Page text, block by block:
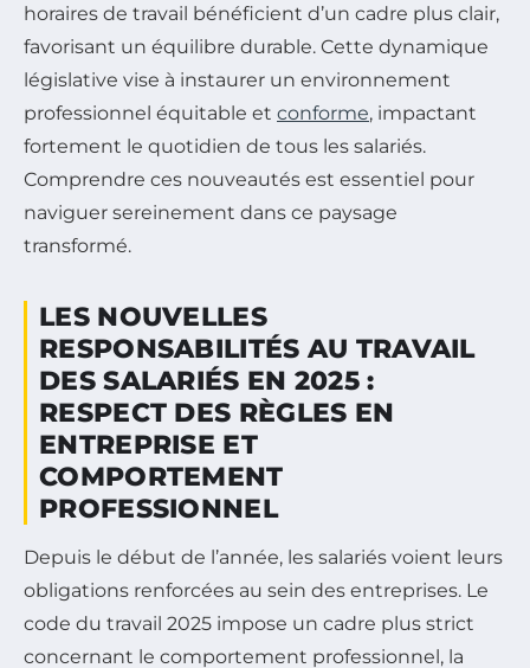
horaires de travail bénéficient d’un cadre plus clair,
favorisant un équilibre durable. Cette dynamique
législative vise à instaurer un environnement
professionnel équitable et conforme, impactant
fortement le quotidien de tous les salariés.
Comprendre ces nouveautés est essentiel pour
naviguer sereinement dans ce paysage
transformé.
LES NOUVELLES
RESPONSABILITÉS AU TRAVAIL
DES SALARIÉS EN 2025 :
RESPECT DES RÈGLES EN
ENTREPRISE ET
COMPORTEMENT
PROFESSIONNEL
Depuis le début de l’année, les salariés voient leurs
obligations renforcées au sein des entreprises. Le
code du travail 2025 impose un cadre plus strict
concernant le comportement professionnel, la